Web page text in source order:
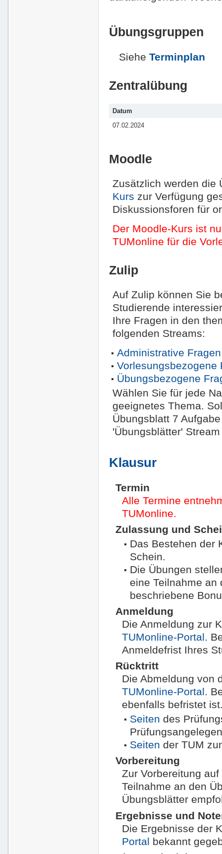
Übungsgruppen
Siehe Terminplan
Zentralübung
Datum
07.02.2024
Moodle
Zusätzlich werden die
Kurs zur Verfügung
Diskussionsforen für
Der Moodle-Kurs ist
TUMonline für die
Zulip
Auf Zulip können Sie
Studierende
Ihre Fragen in den
folgenden Streams:
Administrative Fragen
Vorlesungsbezogene
Übungsbezogene
Wählen Sie für jede
geeignetes Thema.
Übungsblatt 7
'Übungsblätter'
Klausur
Termin
Alle Termine
TUMonline.
Zulassung und
Das Bestehen der
Schein.
Die Übungen
eine Teilnahme an
beschriebene
Anmeldung
Die Anmeldung zur
TUMonline-Portal.
Anmeldefrist Ihres
Rücktritt
Die Abmeldung von
TUMonline-Portal.
ebenfalls befristet
Seiten des
Seiten der TUM
Vorbereitung
Zur Vorbereitung
Teilnahme an den
Übungsblätter
Ergebnisse und
Die Ergebnisse der
Portal bekannt